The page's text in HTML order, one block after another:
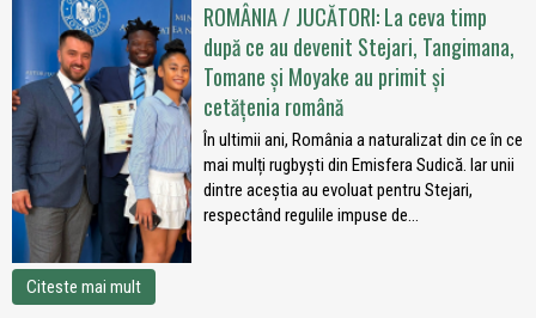
ROMÂNIA / JUCĂTORI: La ceva timp
după ce au devenit Stejari, Tangimana,
Tomane și Moyake au primit și
cetățenia română
În ultimii ani, România a naturalizat din ce în ce
mai mulți rugbyști din Emisfera Sudică. Iar unii
dintre aceștia au evoluat pentru Stejari,
respectând regulile impuse de...
Citeste mai mult